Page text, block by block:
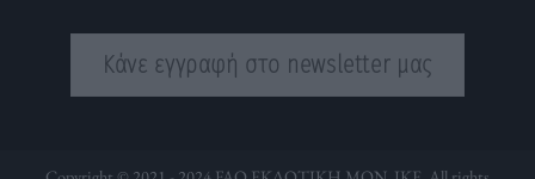
Κάνε εγγραφή στο newsletter μας